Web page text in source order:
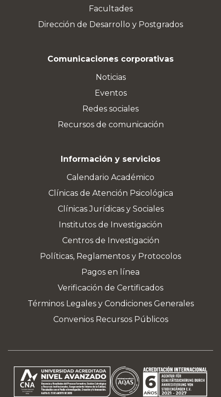
Facultades
Dirección de Desarrollo y Postgrados
Comunicaciones corporativas
Noticias
Eventos
Redes sociales
Recursos de comunicación
Información y servicios
Calendario Académico
Clínicas de Atención Psicológica
Clínicas Jurídicas y Sociales
Institutos de Investigación
Centros de Investigación
Políticas, Reglamentos y Protocolos
Pagos en línea
Verificación de Certificados
Términos Legales y Condiciones Generales
Convenios Recursos Públicos